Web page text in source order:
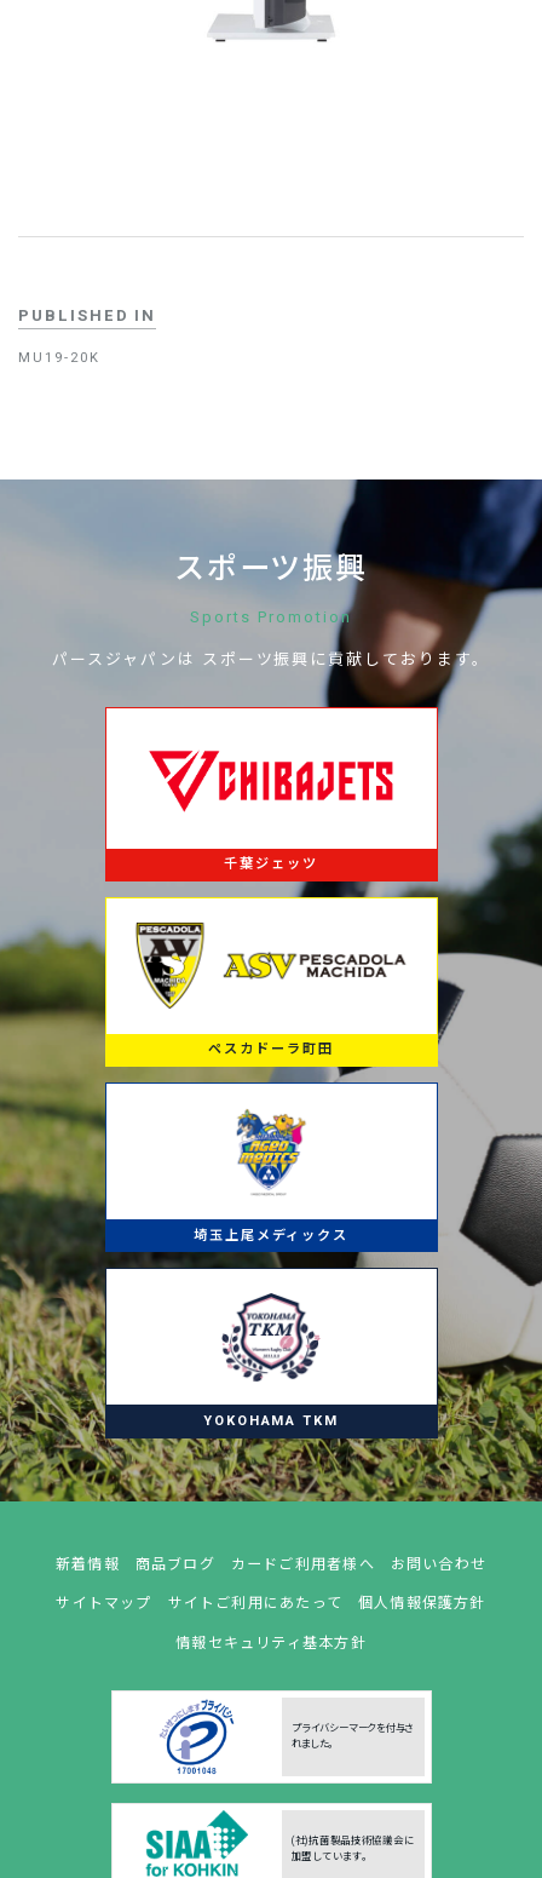
PUBLISHED IN
MU19-20K
スポーツ振興
Sports Promotion
パースジャパンは スポーツ振興に貢献しております。
千葉ジェッツ
ペスカドーラ町田
埼玉上尾メディックス
YOKOHAMA TKM
新着情報 商品ブログ カードご利用者様へ
お問い合わせ
サイトマップ
サイトご利用にあたって
個人情報保護方針
情報セキュリティ基本方針
プライバシーマークを付与さ
れました。
(社)抗菌製品技術協議会に
加盟しています。